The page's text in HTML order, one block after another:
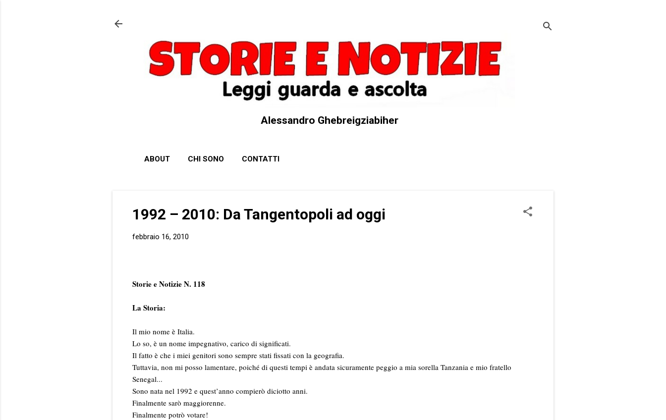
Alessandro Ghebreigziabiher
ABOUT CHI SONO CONTATTI
1992 – 2010: Da Tangentopoli ad oggi
febbraio 16, 2010
Storie e Notizie N. 118
La Storia:
Il mio nome è Italia.
Lo so, è un nome impegnativo, carico di significati.
Il fatto è che i miei genitori sono sempre stati fissati con la geografia.
Tuttavia, non mi posso lamentare, poiché di questi tempi è andata sicuramente peggio a mia sorella Tanzania e mio fratello
Senegal...
Sono nata nel 1992 e quest’anno compierò diciotto anni.
Finalmente sarò maggiorenne.
Finalmente potrò votare!